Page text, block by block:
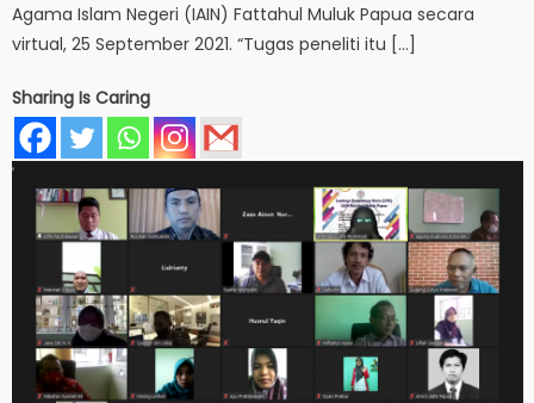
Agama Islam Negeri (IAIN) Fattahul Muluk Papua secara
virtual, 25 September 2021. “Tugas peneliti itu […]
Sharing Is Caring